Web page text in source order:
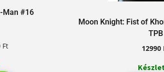
Man #16
Ft
Moon Knight: Fist of
TPB
12990